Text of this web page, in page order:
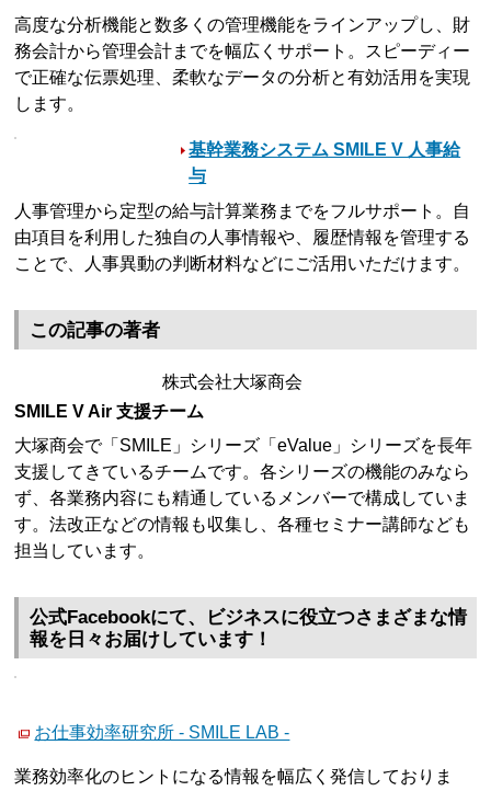
高度な分析機能と数多くの管理機能をラインアップし、財
務会計から管理会計までを幅広くサポート。スピーディー
で正確な伝票処理、柔軟なデータの分析と有効活用を実現
します。
基幹業務システム SMILE V 人事給
与
人事管理から定型の給与計算業務までをフルサポート。自
由項目を利用した独自の人事情報や、履歴情報を管理する
ことで、人事異動の判断材料などにご活用いただけます。
この記事の著者
株式会社大塚商会
SMILE V Air 支援チーム
大塚商会で「SMILE」シリーズ「eValue」シリーズを長年
支援してきているチームです。各シリーズの機能のみなら
ず、各業務内容にも精通しているメンバーで構成していま
す。法改正などの情報も収集し、各種セミナー講師なども
担当しています。
公式Facebookにて、ビジネスに役立つさまざまな情
報を日々お届けしています！
お仕事効率研究所 - SMILE LAB -
業務効率化のヒントになる情報を幅広く発信しておりま